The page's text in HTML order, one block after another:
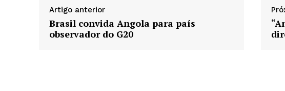
Artigo anterior
Brasil convida Angola para país
observador do G20